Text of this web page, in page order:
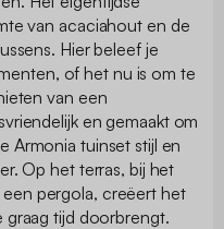
van acaciahout en de
Hier beleef je
of het nu is om te
van een
en gemaakt om
Armonia tuinset stijl en
Op het terras, bij het
pergola, creëert het
graag tijd doorbrengt.